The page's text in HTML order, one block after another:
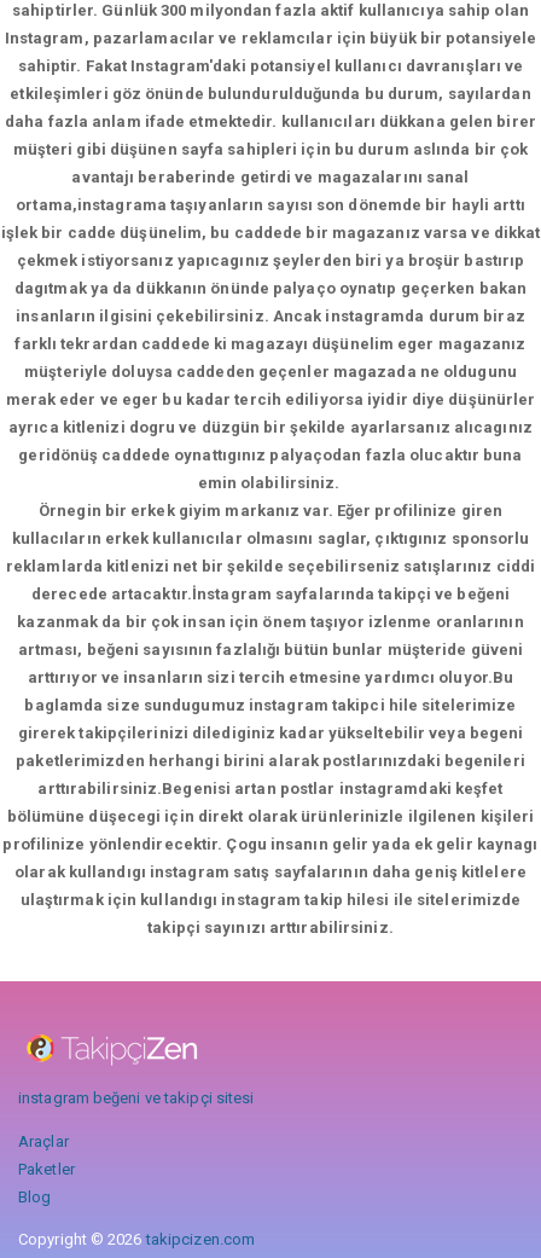
sahiptirler. Günlük 300 milyondan fazla aktif kullanıcıya sahip olan
Instagram, pazarlamacılar ve reklamcılar için büyük bir potansiyele
sahiptir. Fakat Instagram'daki potansiyel kullanıcı davranışları ve
etkileşimleri göz önünde bulundurulduğunda bu durum, sayılardan
daha fazla anlam ifade etmektedir. kullanıcıları dükkana gelen birer
müşteri gibi düşünen sayfa sahipleri için bu durum aslında bir çok
avantajı beraberinde getirdi ve magazalarını sanal
ortama,instagrama taşıyanların sayısı son dönemde bir hayli arttı
işlek bir cadde düşünelim, bu caddede bir magazanız varsa ve dikkat
çekmek istiyorsanız yapıcagınız şeylerden biri ya broşür bastırıp
dagıtmak ya da dükkanın önünde palyaço oynatıp geçerken bakan
insanların ilgisini çekebilirsiniz. Ancak instagramda durum biraz
farklı tekrardan caddede ki magazayı düşünelim eger magazanız
müşteriyle doluysa caddeden geçenler magazada ne oldugunu
merak eder ve eger bu kadar tercih ediliyorsa iyidir diye düşünürler
ayrıca kitlenizi dogru ve düzgün bir şekilde ayarlarsanız alıcagınız
geridönüş caddede oynattıgınız palyaçodan fazla olucaktır buna
emin olabilirsiniz.
Örnegin bir erkek giyim markanız var. Eğer profilinize giren
kullacıların erkek kullanıcılar olmasını saglar, çıktıgınız sponsorlu
reklamlarda kitlenizi net bir şekilde seçebilirseniz satışlarınız ciddi
derecede artacaktır.İnstagram sayfalarında takipçi ve beğeni
kazanmak da bir çok insan için önem taşıyor izlenme oranlarının
artması, beğeni sayısının fazlalığı bütün bunlar müşteride güveni
arttırıyor ve insanların sizi tercih etmesine yardımcı oluyor.Bu
baglamda size sundugumuz instagram takipci hile sitelerimize
girerek takipçilerinizi dilediginiz kadar yükseltebilir veya begeni
paketlerimizden herhangi birini alarak postlarınızdaki begenileri
arttırabilirsiniz.Begenisi artan postlar instagramdaki keşfet
bölümüne düşecegi için direkt olarak ürünlerinizle ilgilenen kişileri
profilinize yönlendirecektir. Çogu insanın gelir yada ek gelir kaynagı
olarak kullandıgı instagram satış sayfalarının daha geniş kitlelere
ulaştırmak için kullandıgı instagram takip hilesi ile sitelerimizde
takipçi sayınızı arttırabilirsiniz.
instagram beğeni ve takipçi sitesi
Araçlar
Paketler
Blog
Copyright © 2026takipcizen.com